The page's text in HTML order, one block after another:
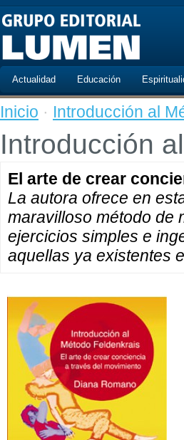
Actualidad Educación
Inicio · Introducción al
Introducción
El arte de crear
La autora ofrece en
maravilloso método de
ejercicios simples e
aquellas ya existentes